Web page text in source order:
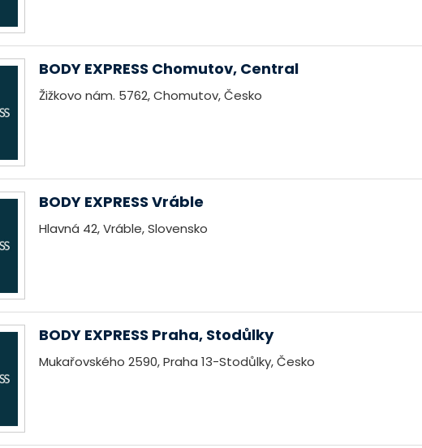
BODY EXPRESS Chomutov, Central
Žižkovo nám. 5762, Chomutov, Česko
BODY EXPRESS Vráble
Hlavná 42, Vráble, Slovensko
BODY EXPRESS Praha, Stodůlky
Mukařovského 2590, Praha 13-Stodůlky, Česko